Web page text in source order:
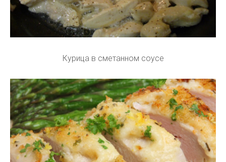
Курица в сметанном соусе